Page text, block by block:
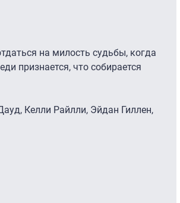
на милость судьбы, когда
признается, что собирается
Келли Райлли, Эйдан Гиллен,